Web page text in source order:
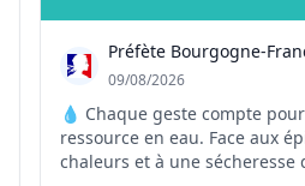
09/08/2026
💧 Chaque geste compte
ressource en eau. Face aux épisodes de fortes
chaleurs et à une sécheresse